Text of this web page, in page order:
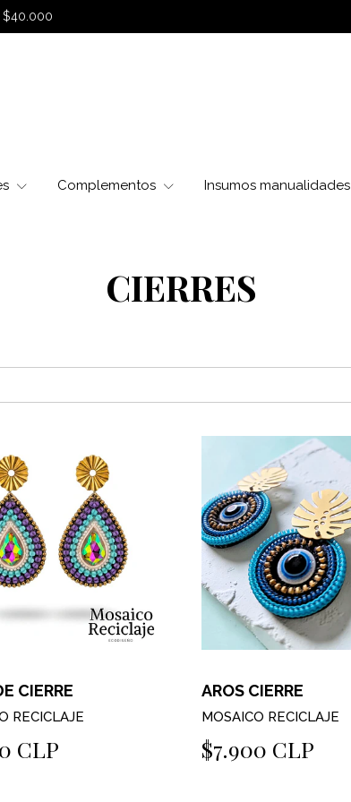
$40.000
Complementos Insumos manualidades
CIERRES
CIERRE
RECICLAJE
CLP
AROS CIERRE
MOSAICO RECICLAJE
$7.900 CLP